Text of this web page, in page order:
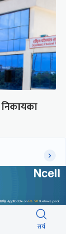
निकायका
लाचार
सर्च